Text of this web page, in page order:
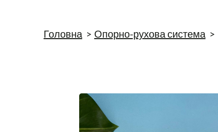
Головна Опорно-рухова система